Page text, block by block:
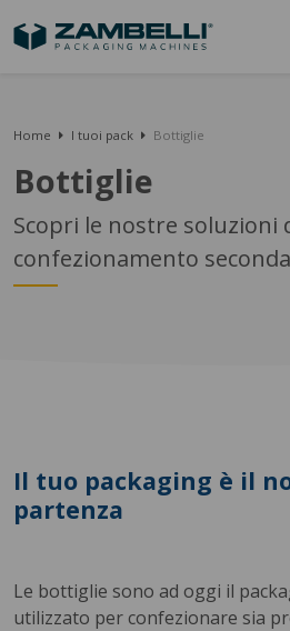
Home I tuoi pack Bottiglie
Bottiglie
Scopri le nostre soluzioni
confezionamento
Il tuo packaging è il
partenza
Le bottiglie sono ad oggi il
utilizzato per confezionare sia